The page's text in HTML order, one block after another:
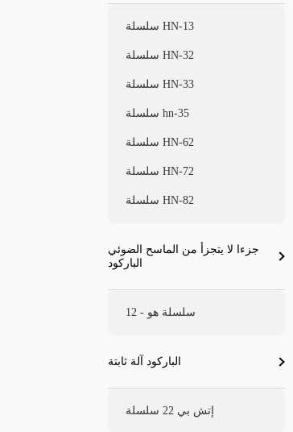
سلسلة HN-13
سلسلة HN-32
سلسلة HN-33
سلسلة hn-35
سلسلة HN-62
سلسلة HN-72
سلسلة HN-82
جزءا لا يتجزأ من الماسح الضوئي
الباركود
سلسلة هو - 12
الباركود آلة ثابتة
إتش بي 22 سلسلة